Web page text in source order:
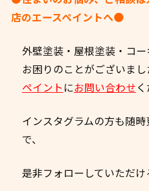
店のエースペイントへ●
外壁塗装・屋根塗装・コ
お困りのことがございま
ペイント にお問い合わせ
インスタグラムの方も随
で、
是非フォローしていただ